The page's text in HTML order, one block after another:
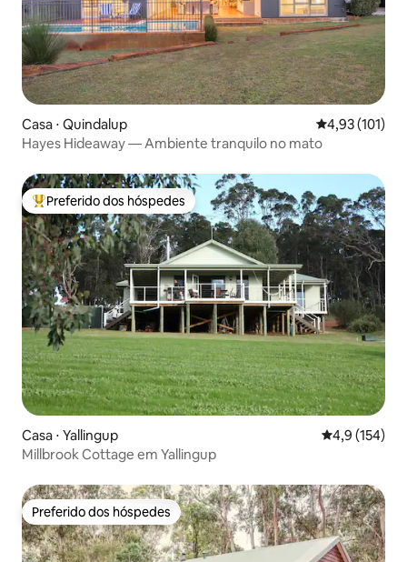
Casa ⋅ Quindalup 4,93 de uma
4,93 (101)
Hayes Hideaway — Ambiente tranquilo no mato
Entre os melhores preferidos dos hóspedes
Preferido dos hóspedes
Casa ⋅ Yallingup 4,9 de uma
4,9 (154)
Millbrook Cottage em Yallingup
Preferido dos hóspedes
Preferido dos hóspedes